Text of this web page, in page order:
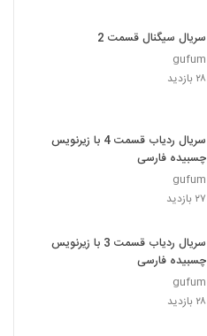
سریال سیگنال قسمت 2
gufum
۲۸ بازدید
سریال ردیاب قسمت 4 با زیرنویس
چسبیده فارسی
gufum
۲۷ بازدید
سریال ردیاب قسمت 3 با زیرنویس
چسبیده فارسی
gufum
۲۸ بازدید